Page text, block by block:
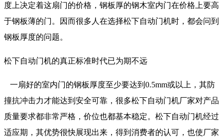
度上决定着这扇门的价格，钢板厚的钢木室内门在价格上要高
于钢板薄的门。因而很多人在选择松下自动门机时，都会问到
钢板厚度的问题。
松下自动门机的真正标准时代已为期不远
一扇好的室内门的钢板厚度至少要达到0.5mm或以上，其防
撞抗冲击力才能达到安全可靠，很多松下自动门机厂家对产品
质量要求都非常严格，价位也都基本稳定。松下自动门机经过
适应期，其优势很快展现出来，得到消费者的认可，也使厂家